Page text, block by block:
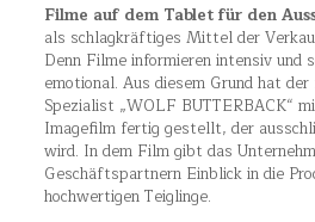
Filme auf dem Tablet für den
als schlagkräftiges Mittel der
Denn Filme informieren intensiv und
emotional. Aus diesem Grund hat
Spezialist „WOLF BUTTERBACK“
Imagefilm fertig gestellt, der
wird. In dem Film gibt das
Geschäftspartnern Einblick in die
hochwertigen Teiglinge.